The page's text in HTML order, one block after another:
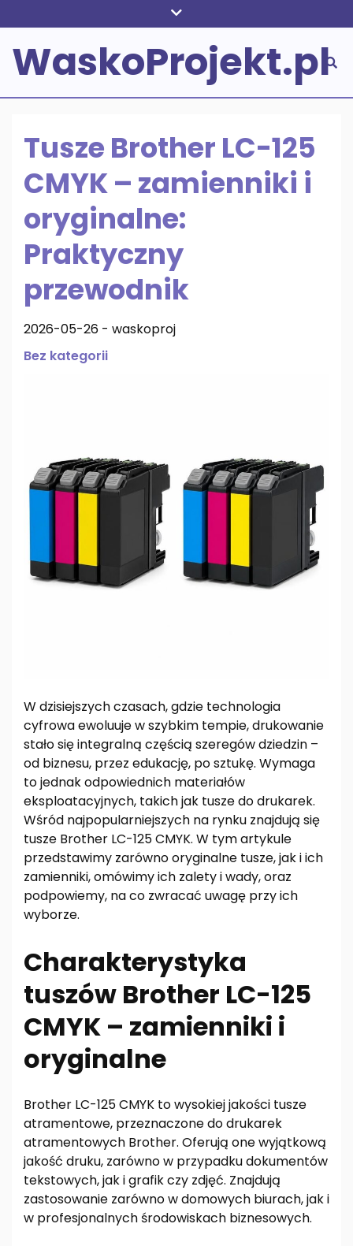
to
content
WaskoProjekt.pl
Tusze Brother LC-125
CMYK – zamienniki i
oryginalne:
Praktyczny
przewodnik
2026-05-26 - waskoproj
Bez kategorii
W dzisiejszych czasach, gdzie technologia
cyfrowa ewoluuje w szybkim tempie, drukowanie
stało się integralną częścią szeregów dziedzin –
od biznesu, przez edukację, po sztukę. Wymaga
to jednak odpowiednich materiałów
eksploatacyjnych, takich jak tusze do drukarek.
Wśród najpopularniejszych na rynku znajdują się
tusze Brother LC-125 CMYK. W tym artykule
przedstawimy zarówno oryginalne tusze, jak i ich
zamienniki, omówimy ich zalety i wady, oraz
podpowiemy, na co zwracać uwagę przy ich
wyborze.
Charakterystyka
tuszów Brother LC-125
CMYK – zamienniki i
oryginalne
Brother LC-125 CMYK to wysokiej jakości tusze
atramentowe, przeznaczone do drukarek
atramentowych Brother. Oferują one wyjątkową
jakość druku, zarówno w przypadku dokumentów
tekstowych, jak i grafik czy zdjęć. Znajdują
zastosowanie zarówno w domowych biurach, jak i
w profesjonalnych środowiskach biznesowych.